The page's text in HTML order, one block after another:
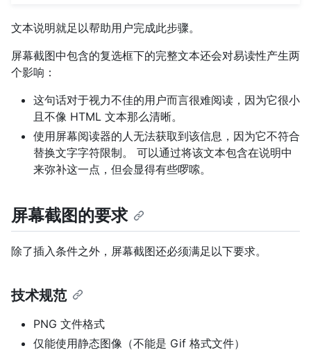
文本说明就足以帮助用户完成此步骤。
屏幕截图中包含的复选框下的完整文本还会对易读性产生两
个影响：
这句话对于视力不佳的用户而言很难阅读，因为它很小
且不像 HTML 文本那么清晰。
使用屏幕阅读器的人无法获取到该信息，因为它不符合
替换文字字符限制。 可以通过将该文本包含在说明中
来弥补这一点，但会显得有些啰嗦。
屏幕截图的要求
除了插入条件之外，屏幕截图还必须满足以下要求。
技术规范
PNG 文件格式
仅能使用静态图像（不能是 Gif 格式文件）